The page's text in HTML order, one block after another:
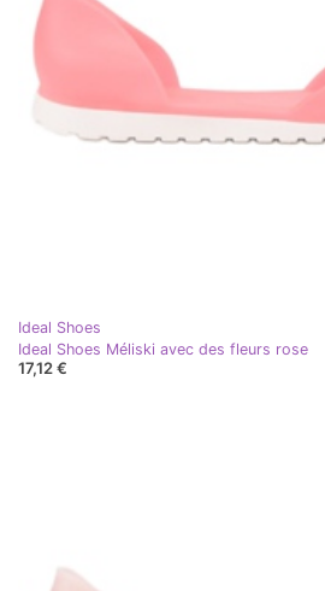
Ideal Shoes
Ideal Shoes Méliski avec des fleurs rose
17,12 €